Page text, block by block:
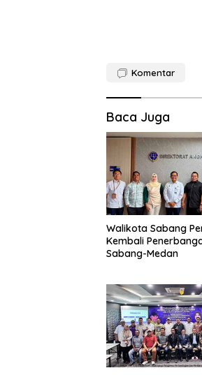
Komentar
Baca Juga
Walikota Sabang
Kembali
Sabang-Medan